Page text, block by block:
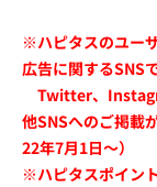
※ハピタスのユー
広告に関するSNS
Twitter、
他SNSへのご掲載
22年7月1日～）
※ハピタスポイン